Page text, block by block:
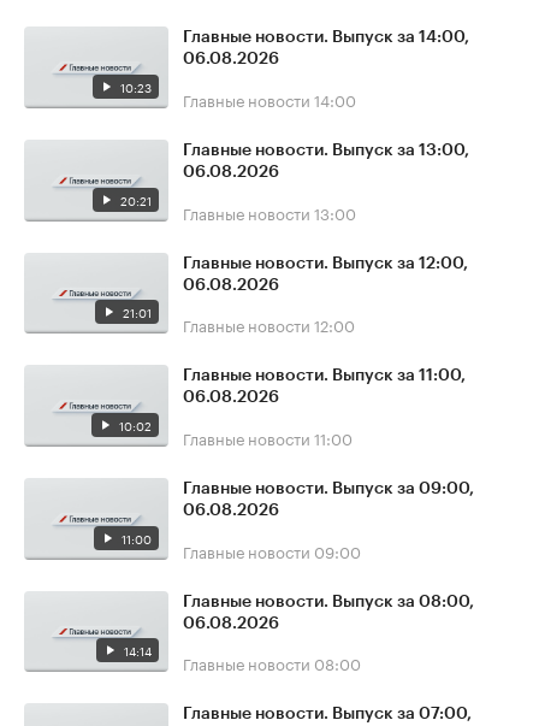
10:23
Главные новости. Выпуск за 14:00,
06.08.2026
Главные новости 14:00
20:21
Главные новости. Выпуск за 13:00,
06.08.2026
Главные новости 13:00
21:01
Главные новости. Выпуск за 12:00,
06.08.2026
Главные новости 12:00
10:02
Главные новости. Выпуск за 11:00,
06.08.2026
Главные новости 11:00
11:00
Главные новости. Выпуск за 09:00,
06.08.2026
Главные новости 09:00
14:14
Главные новости. Выпуск за 08:00,
06.08.2026
Главные новости 08:00
Главные новости. Выпуск за 07:00,